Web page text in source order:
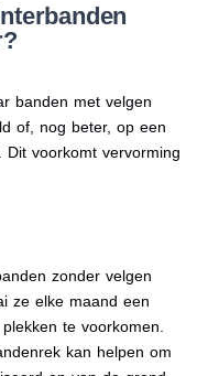
banden met velgen
of, nog beter, op een
voorkomt vervorming
zonder velgen
ze elke maand een
te voorkomen.
kan helpen om